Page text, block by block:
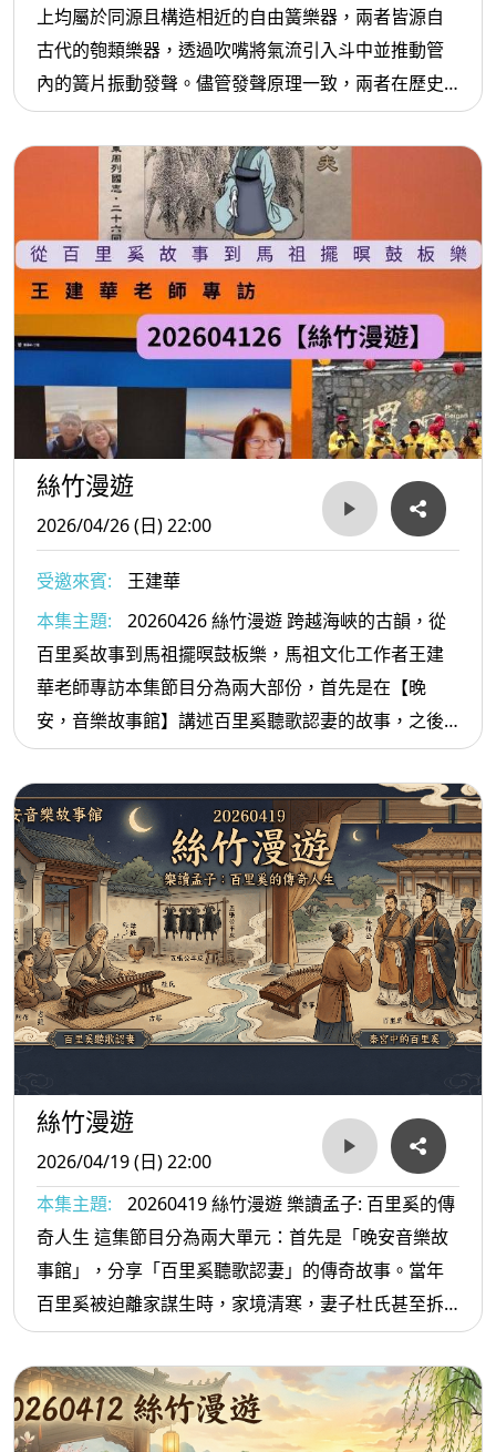
Hearing the Muses series introduces works by female
composers, including Li Hui’s Equinox Sound and Jiang
Ying’s Silk Road. Together, these selections weave
reminding us that music is both literature in sound and
the living soul of culture.
本集曲目
1. 霓裳中序
2. 霓裳曲 (琵琶與絲竹合奏)
3. 瞿春泉: 霓裳曲
4. 李慧：《春分之音》打擊室內樂
5. 姜瑩《絲綢之路》
本集【晚安，音樂故事館】感謝雷恩飾演唐明皇，艾爾森飾
演李龜年、小宛飾演楊玉環。
上均屬於同源且構造相近的自由簧樂器，兩者皆源自
古代的匏類樂器，透過吹嘴將氣流引入斗中並推動管
內的簧片振動發聲。儘管發聲原理一致，兩者在歷史
演變中卻呈現截然不同的命運：笙因體積相對精巧、
管數適中且歷經持續改良，得以延續發展並成為現代
國樂團中的重要樂器；而竽則因形制龐大、管數繁
多，雖然在先秦至漢代曾與瑟並列為宮廷貴族樂宴的
重器，但因攜帶與演奏不便，在宋代以後逐漸式微。
兩者在中國文化中常被並提，如成語「濫竽充數」中
的「竽」，便形象地描述了其在古代龐大合奏編制中
的特徵，側面反映了竽在歷史長河中作為大型演奏樂
器的獨特定位。
絲竹漫遊
2026/04/26 (日) 22:00
受邀來賓:
王建華
本集主題:
20260426 絲竹漫遊 跨越海峽的古韻，從
百里奚故事到馬祖擺暝鼓板樂，馬祖文化工作者王建
華老師專訪本集節目分為兩大部份，首先是在【晚
安，音樂故事館】講述百里奚聽歌認妻的故事，之後
就是介紹馬祖十番樂與鼓板樂，邀請馬祖文化工作
者，現任連江縣英語教學資源中心王建華主任擔任特
別來賓。
絲竹漫遊
2026/04/19 (日) 22:00
本集主題:
20260419 絲竹漫遊 樂讀孟子: 百里奚的傳
奇人生 這集節目分為兩大單元：首先是「晚安音樂故
事館」，分享「百里奚聽歌認妻」的傳奇故事。當年
百里奚被迫離家謀生時，家境清寒，妻子杜氏甚至拆
下木門閂當柴火，才煮熟了一隻母雞為他餞行。後來
百里奚歷經波折，被秦穆公以「五張公羊皮」贖回並
拜為宰相。多年後，杜氏流落秦國成為傭工，在相府
前藉由彈琴唱歌與百里奚相認，夫妻終得團圓，這段